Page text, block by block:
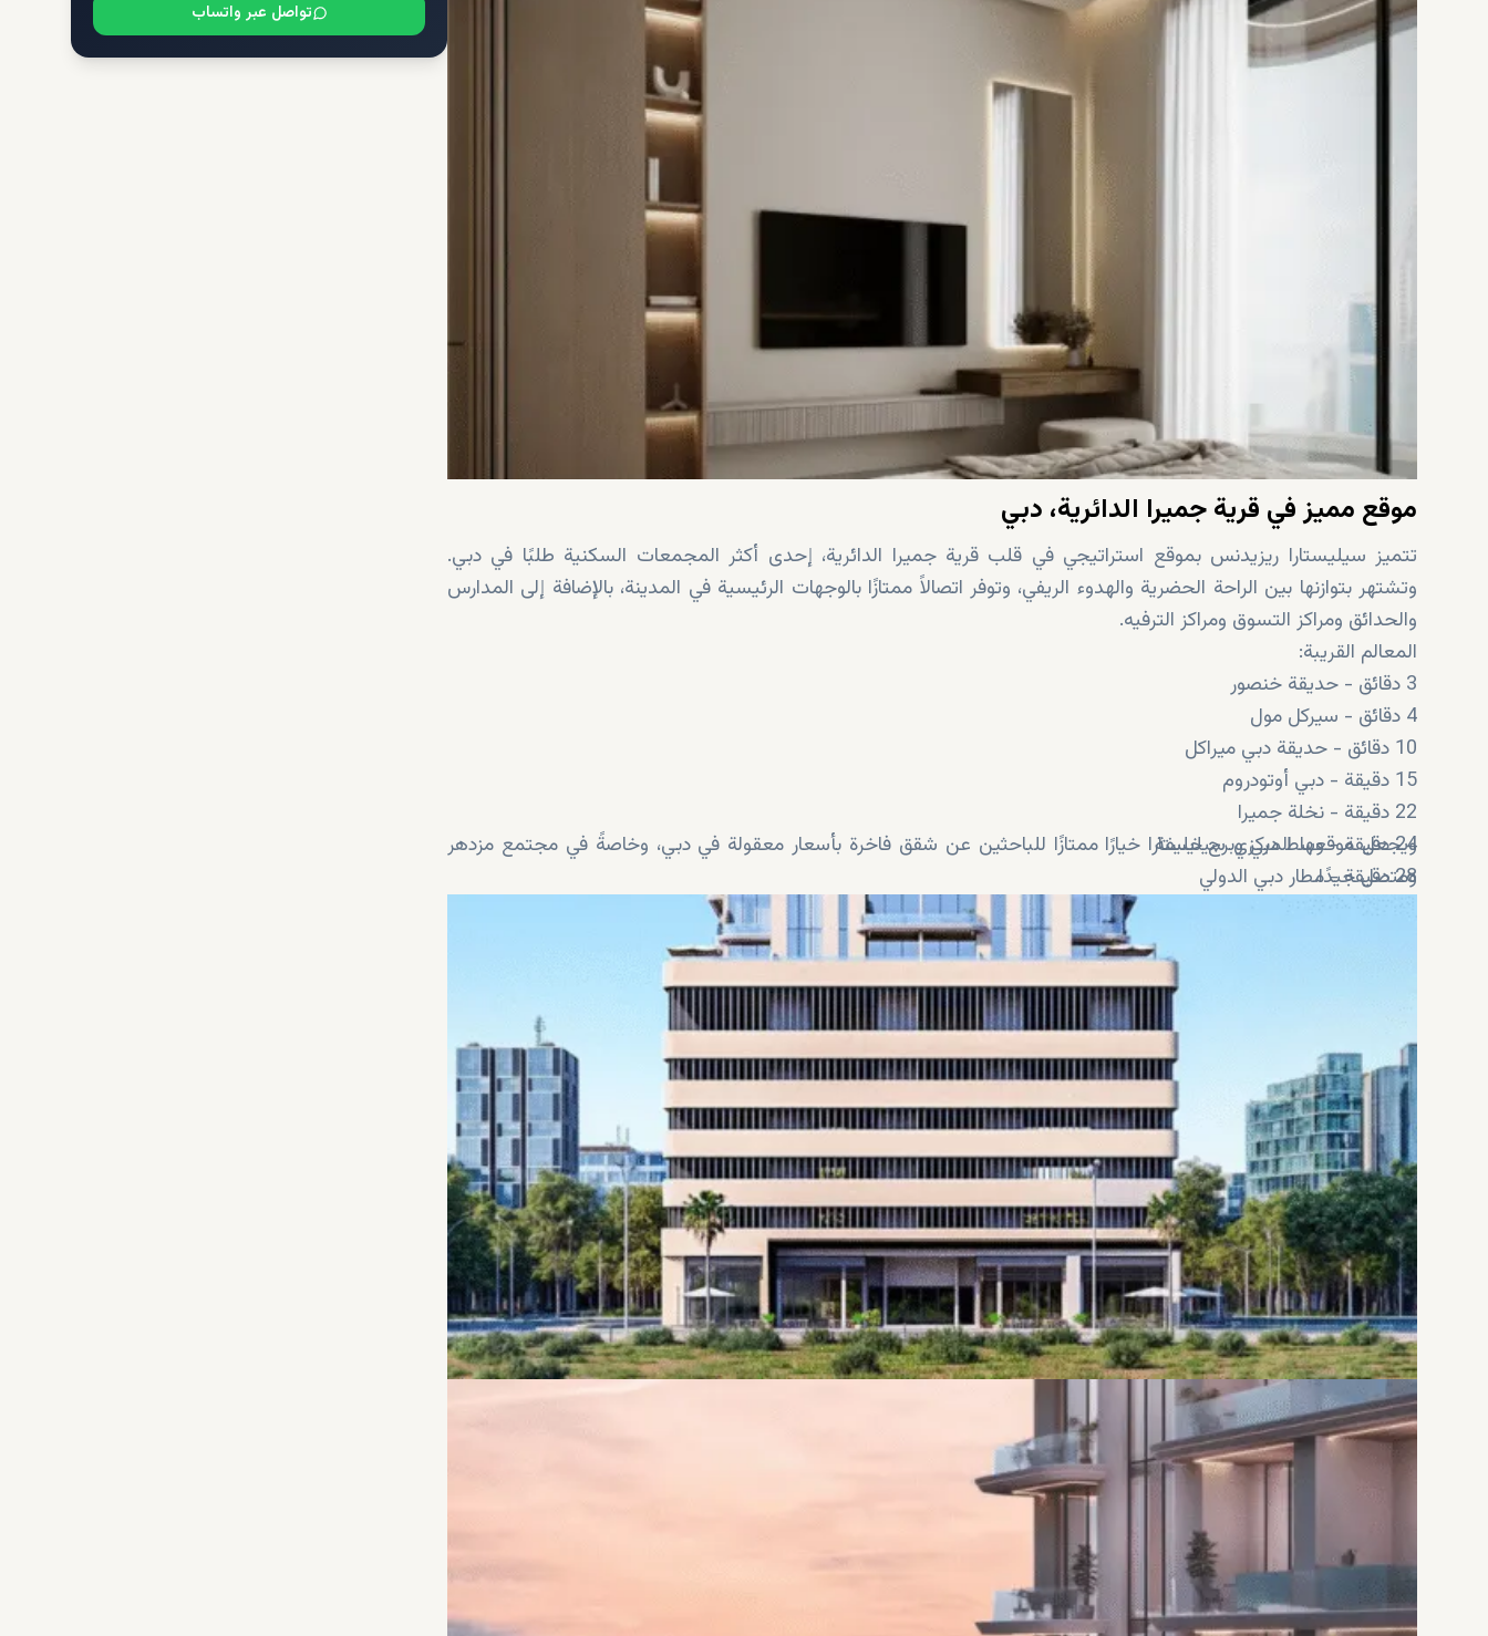
موقع مميز في قرية جميرا الدائرية، دبي
تتميز سيليستارا ريزيدنس بموقع استراتيجي في قلب قرية جميرا الدائرية، إحدى أكثر المجمعات السكنية طلبًا في دبي.
وتشتهر بتوازنها بين الراحة الحضرية والهدوء الريفي، وتوفر اتصالاً ممتازًا بالوجهات الرئيسية في المدينة، بالإضافة إلى المدارس
والحدائق ومراكز التسوق ومراكز الترفيه.
المعالم القريبة:
3 دقائق - حديقة خنصور
4 دقائق - سيركل مول
10 دقائق - حديقة دبي ميراكل
15 دقيقة - دبي أوتودروم
22 دقيقة - نخلة جميرا
24 دقيقة - وسط دبي وبرج خليفة
28 دقيقة - مطار دبي الدولي
ويجعل موقعها المركزي سيليستارا خيارًا ممتازًا للباحثين عن شقق فاخرة بأسعار معقولة في دبي، وخاصةً في مجتمع مزدهر
ومتصل جيدًا.
تواصل عبر واتساب